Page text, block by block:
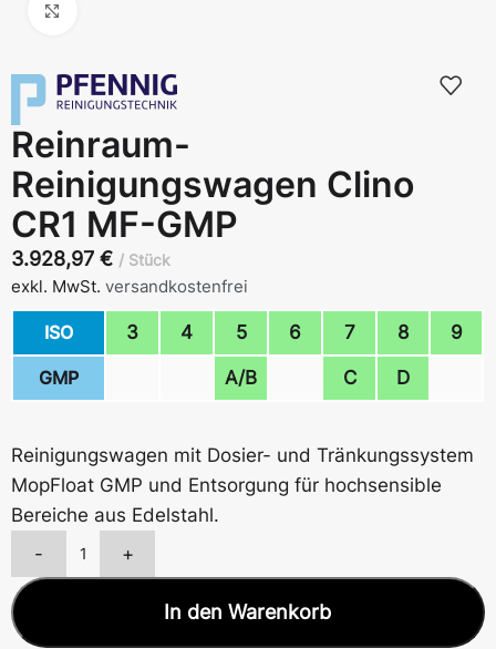
Reinraum-
Reinigungswagen Clino
CR1 MF-GMP
3.928,97 € Stück
exkl. MwSt. versandkostenfrei
ISO 3 4 5 6 7 8 9
GMP A/B C D
Reinigungswagen mit Dosier- und Tränkungssystem
MopFloat GMP und Entsorgung für hochsensible
Bereiche aus Edelstahl.
-
+
In den Warenkorb